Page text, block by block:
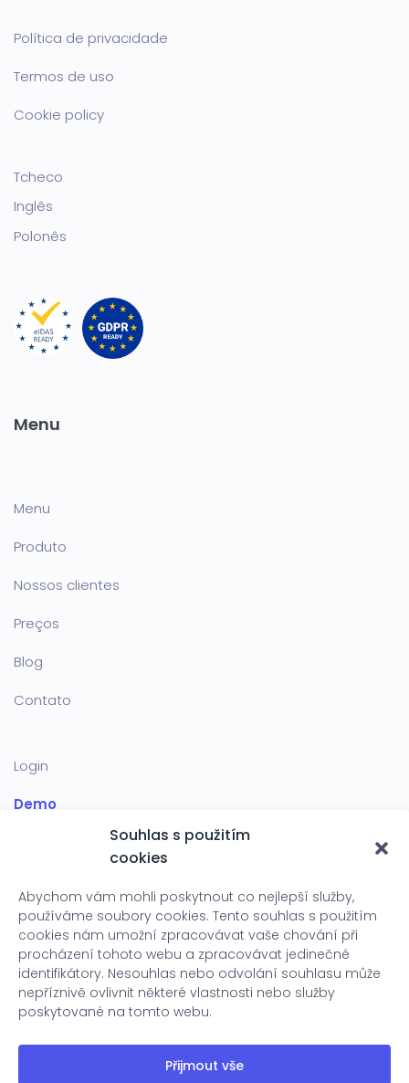
Souhlas s použitím
cookies
Abychom vám mohli poskytnout co nejlepší služby,
používáme soubory cookies. Tento souhlas s použitím
cookies nám umožní zpracovávat vaše chování při
procházení tohoto webu a zpracovávat jedinečné
identifikátory. Nesouhlas nebo odvolání souhlasu může
nepříznivě ovlivnit některé vlastnosti nebo služby
poskytované na tomto webu.
Přijmout vše
Política de privacidade
Termos de uso
Cookie policy
Tcheco
Inglês
Polonês
Menu
Menu
Produto
Nossos clientes
Preços
Blog
Contato
Login
Demo
SIGNOSOFT S.R.O.
Signosoft s.r.o.Porto FradeAngra dos Reis – RJ Brasil
ID:243 07 190Email: vendas@signosoft.comPhone:
224 311 176